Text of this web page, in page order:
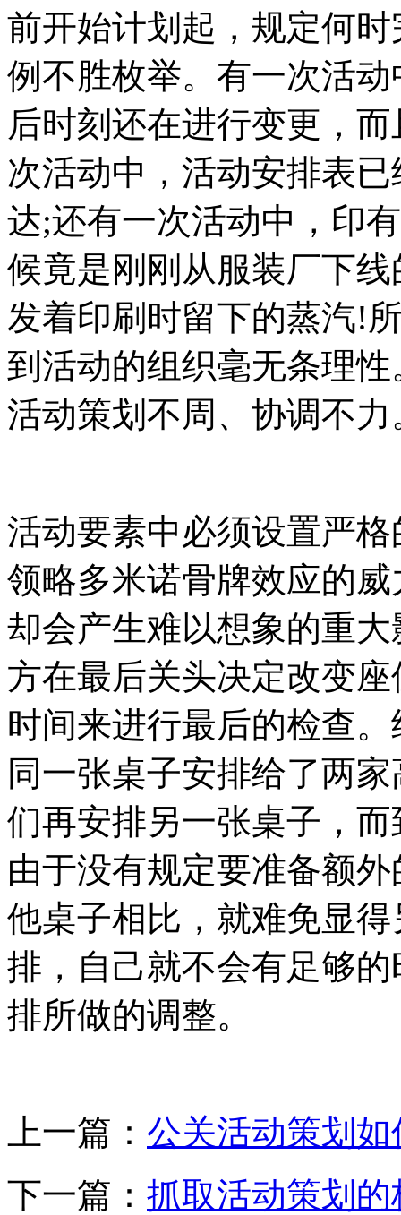
前开始计划起，规定何
例不胜枚举。有一次活
后时刻还在进行变更，
次活动中，活动安排表
达;还有一次活动中，印
候竟是刚刚从服装厂下
发着印刷时留下的蒸汽!
到活动的组织毫无条理
活动策划不周、协调不力
活动要素中必须设置严
领略多米诺骨牌效应的
却会产生难以想象的重
方在最后关头决定改变
时间来进行最后的检查
同一张桌子安排给了两
们再安排另一张桌子，
由于没有规定要准备额
他桌子相比，就难免显
排，自己就不会有足够
排所做的调整。
上一篇： 公关活动策划
下一篇： 抓取活动策划